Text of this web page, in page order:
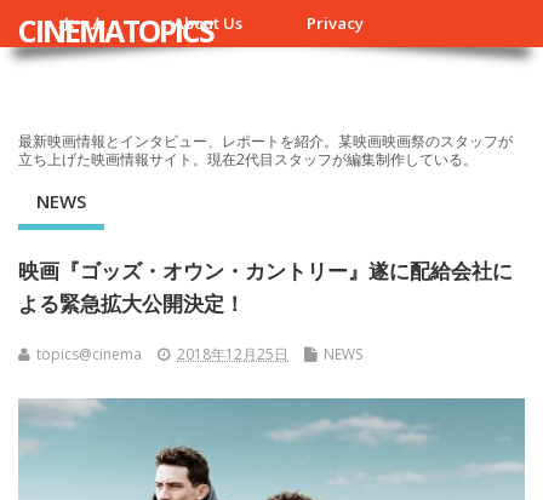
ホーム About Us Privacy
CINEMATOPICS
最新映画情報とインタビュー、レポートを紹介。某映画映画祭のスタッフが
立ち上げた映画情報サイト。現在2代目スタッフが編集制作している。
NEWS
映画『ゴッズ・オウン・カントリー』遂に配給会社に
よる緊急拡大公開決定！
topics@cinema 2018年12月25日 NEWS